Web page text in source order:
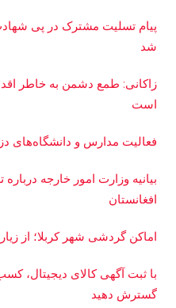
پیام تسلیت مشترک در پی
شد
زاکانی: طمع دشمن به خاطر
است
فعالیت مدارس و دانشگاه‌های
بیانیه وزارت امور خارجه
افغانستان
اماکن گردشی شهر کربلا؛ از
با ثبت آگهی کالای دیجیتال،
گسترش دهید